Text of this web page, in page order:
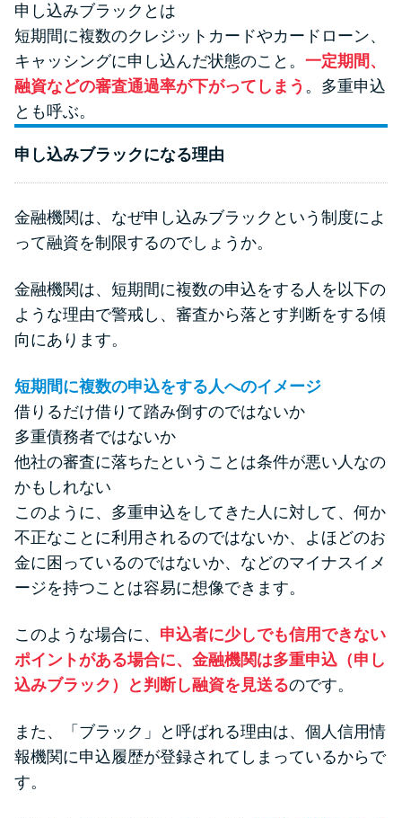
やシステムをカードローンと比
較
未成年でもお金を借りられる？
へのバレにくさや将来への影響
を解説
ソフト闇金とは？悪質な手口に
は要注意！
090金融（闇金）からお金を借り
てはいけない理由と借りた場合
の対処法
安や審査に通らない理由
ブラックでもお金を借りるに
は？3つの判断基準と工面法
アコムはブラックでも審査に通
る？ 自分がブラックか確かめる
方法
アコムとレイクどっちがいい
の？ カードローンの選び方を徹
申し込みブラックとは
短期間に複数のクレジットカードやカードローン、
キャッシングに申し込んだ状態のこと。 一定期間、
融資などの審査通過率が下がってしまう 。多重申込
とも呼ぶ。
申し込みブラックになる理由
金融機関は、なぜ申し込みブラックという制度によ
って融資を制限するのでしょうか。
金融機関は、短期間に複数の申込をする人を以下の
ような理由で警戒し、審査から落とす判断をする傾
向にあります。
短期間に複数の申込をする人へのイメージ
借りるだけ借りて踏み倒すのではないか
多重債務者ではないか
他社の審査に落ちたということは条件が悪い人なの
かもしれない
このように、多重申込をしてきた人に対して、何か
不正なことに利用されるのではないか、よほどのお
金に困っているのではないか、などのマイナスイメ
ージを持つことは容易に想像できます。
このような場合に、 申込者に少しでも信用できない
ポイントがある場合に、金融機関は多重申込（申し
込みブラック）と判断し融資を見送るのです。
また、「ブラック」と呼ばれる理由は、個人信用情
報機関に申込履歴が登録されてしまっているからで
す。